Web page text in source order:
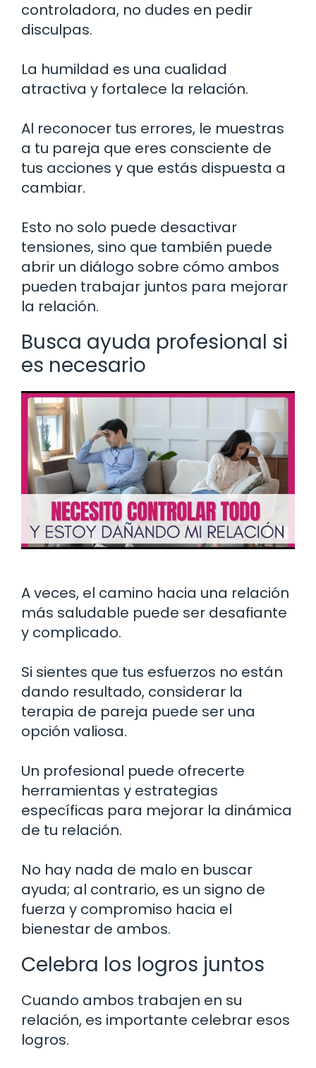
controladora, no dudes en pedir
disculpas.
La humildad es una cualidad
atractiva y fortalece la relación.
Al reconocer tus errores, le muestras
a tu pareja que eres consciente de
tus acciones y que estás dispuesta a
cambiar.
Esto no solo puede desactivar
tensiones, sino que también puede
abrir un diálogo sobre cómo ambos
pueden trabajar juntos para mejorar
la relación.
Busca ayuda profesional si
es necesario
A veces, el camino hacia una relación
más saludable puede ser desafiante
y complicado.
Si sientes que tus esfuerzos no están
dando resultado, considerar la
terapia de pareja puede ser una
opción valiosa.
Un profesional puede ofrecerte
herramientas y estrategias
específicas para mejorar la dinámica
de tu relación.
No hay nada de malo en buscar
ayuda; al contrario, es un signo de
fuerza y compromiso hacia el
bienestar de ambos.
Celebra los logros juntos
Cuando ambos trabajen en su
relación, es importante celebrar esos
logros.